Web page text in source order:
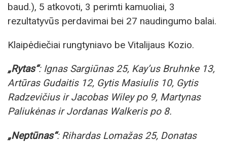
baud.), 5 atkovoti, 3 perimti kamuoliai, 3
rezultatyvūs perdavimai bei 27 naudingumo balai.
Klaipėdiečiai rungtyniavo be Vitalijaus Kozio.
„Rytas“: Ignas Sargiūnas 25, Kay’us Bruhnke 13,
Artūras Gudaitis 12, Gytis Masiulis 10, Gytis
Radzevičius ir Jacobas Wiley po 9, Martynas
Paliukėnas ir Jordanas Walkeris po 8.
„Neptūnas“: Rihardas Lomažas 25, Donatas